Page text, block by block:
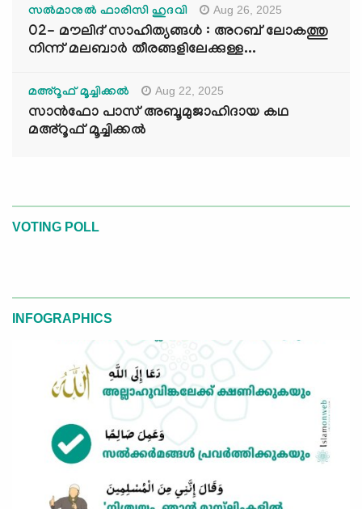
സൽമാനുൽ ഫാരിസി ഹുദവി Aug 26, 2025
02- മൗലിദ് സാഹിത്യങ്ങൾ : അറബ് ലോകത്തു
നിന്ന് മലബാർ തീരങ്ങളിലേക്കുള്ള...
മഅ്റൂഫ് മൂച്ചിക്കല്‍ Aug 22, 2025
സാൻഫോ പാസ് അബൂമുജാഹിദായ കഥ
മഅ്റൂഫ് മൂച്ചിക്കല്‍
VOTING POLL
INFOGRAPHICS